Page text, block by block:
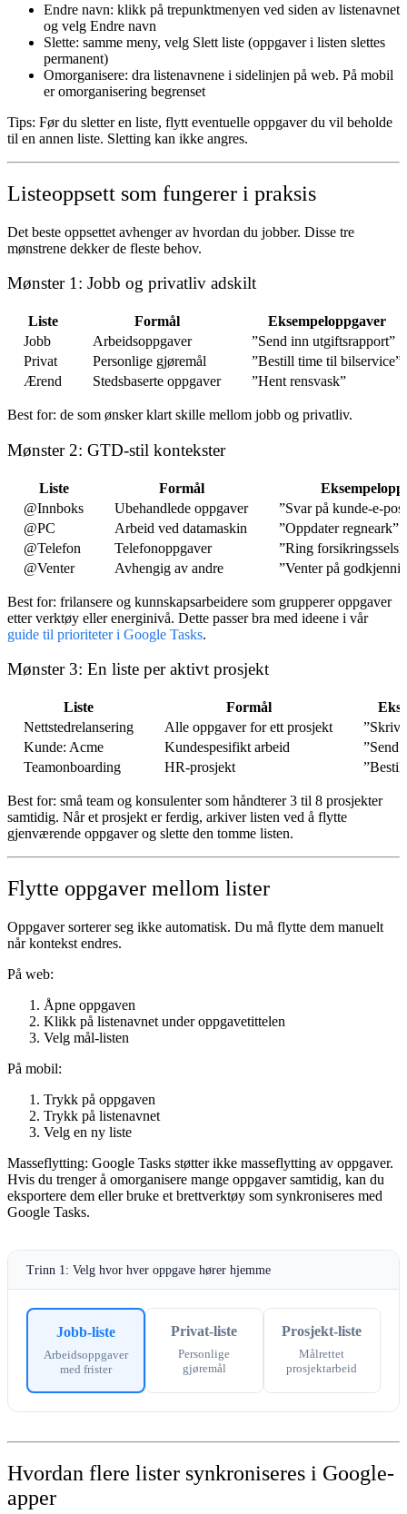
Endre navn: klikk på trepunktmenyen ved siden av listenavnet
og velg Endre navn
Slette: samme meny, velg Slett liste (oppgaver i listen slettes
permanent)
Omorganisere: dra listenavnene i sidelinjen på web. På mobil
er omorganisering begrenset
Tips: Før du sletter en liste, flytt eventuelle oppgaver du vil beholde
til en annen liste. Sletting kan ikke angres.
Listeoppsett som fungerer i praksis
Det beste oppsettet avhenger av hvordan du jobber. Disse tre
mønstrene dekker de fleste behov.
Mønster 1: Jobb og privatliv adskilt
Liste Formål
Eksempeloppgaver
Jobb
Arbeidsoppgaver
”Send inn utgiftsrapport”
Privat
Personlige gjøremål
”Bestill time til bilservice”
Ærend
Stedsbaserte oppgaver ”Hent rensvask”
Best for: de som ønsker klart skille mellom jobb og privatliv.
Mønster 2: GTD-stil kontekster
Liste Formål
@Innboks
Ubehandlede oppgaver
”Svar på kunde-e-
@PC
Arbeid ved datamaskin
”Oppdater regneark”
@Telefon
Telefonoppgaver
”Ring
@Venter
Avhengig av andre ”Venter på
Best for: frilansere og kunnskapsarbeidere som grupperer oppgaver
etter verktøy eller energinivå. Dette passer bra med ideene i vår
guide til prioriteter i Google Tasks.
Mønster 3: En liste per aktivt prosjekt
Liste Formål
Nettstedrelansering
Alle oppgaver for ett prosjekt
”Skriv
Kunde: Acme
Kundespesifikt arbeid
”Send
Teamonboarding
HR-prosjekt
Best for: små team og konsulenter som håndterer 3 til 8 prosjekter
samtidig. Når et prosjekt er ferdig, arkiver listen ved å flytte
gjenværende oppgaver og slette den tomme listen.
Flytte oppgaver mellom lister
Oppgaver sorterer seg ikke automatisk. Du må flytte dem manuelt
når kontekst endres.
På web:
Åpne oppgaven
Klikk på listenavnet under oppgavetittelen
Velg mål-listen
På mobil:
Trykk på oppgaven
Trykk på listenavnet
Velg en ny liste
Masseflytting: Google Tasks støtter ikke masseflytting av oppgaver.
Hvis du trenger å omorganisere mange oppgaver samtidig, kan du
eksportere dem eller bruke et brettverktøy som synkroniseres med
Google Tasks.
Trinn 1: Velg hvor hver oppgave hører hjemme
Jobb-liste
Arbeidsoppgaver
med frister
Privat-liste
Personlige
gjøremål
Prosjekt-liste
Målrettet
prosjektarbeid
Hvordan flere lister synkroniseres i Google-
apper